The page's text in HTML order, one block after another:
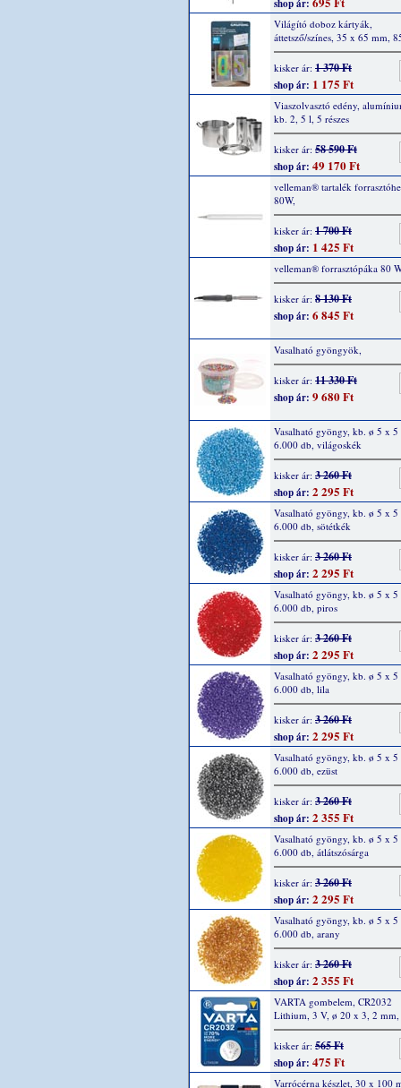
shop ár:
Világító doboz kártyák,
áttetsző/színes, 35 x 65 mm,
kisker ár: 1 370 Ft
shop ár: 1 175 Ft
Viaszolvasztó edény,
kb. 2, 5 l, 5 részes
kisker ár: 58 590 Ft
shop ár: 49 170 Ft
velleman® tartalék
80W,
kisker ár: 1 700 Ft
shop ár: 1 425 Ft
velleman® forrasztópáka 80
kisker ár: 8 130 Ft
shop ár: 6 845 Ft
Vasalható gyöngyök,
kisker ár: 11 330 Ft
shop ár: 9 680 Ft
Vasalható gyöngy, kb. ø 5 x 5
6.000 db, világoskék
kisker ár: 3 260 Ft
shop ár: 2 295 Ft
Vasalható gyöngy, kb. ø 5 x 5
6.000 db, sötétkék
kisker ár: 3 260 Ft
shop ár: 2 295 Ft
Vasalható gyöngy, kb. ø 5 x 5
6.000 db, piros
kisker ár: 3 260 Ft
shop ár: 2 295 Ft
Vasalható gyöngy, kb. ø 5 x 5
6.000 db, lila
kisker ár: 3 260 Ft
shop ár: 2 295 Ft
Vasalható gyöngy, kb. ø 5 x 5
6.000 db, ezüst
kisker ár: 3 260 Ft
shop ár: 2 355 Ft
Vasalható gyöngy, kb. ø 5 x 5
6.000 db, átlátszósárga
kisker ár: 3 260 Ft
shop ár: 2 295 Ft
Vasalható gyöngy, kb. ø 5 x 5
6.000 db, arany
kisker ár: 3 260 Ft
shop ár: 2 355 Ft
VARTA gombelem, CR2032
Lithium, 3 V, ø 20 x 3, 2
kisker ár: 565 Ft
shop ár: 475 Ft
Varrócérna készlet, 30 x 100